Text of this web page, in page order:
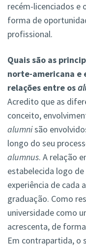
recém-licenciados e
forma de
profissional.
Quais são as
norte-americana e
relações entre os
Acredito que as
conceito,
alumnisão
longo do seu
alumnus. A relação
estabelecida logo
experiência de cada
graduação. Como
universidade como
acrescenta, de
Em contrapartida, o